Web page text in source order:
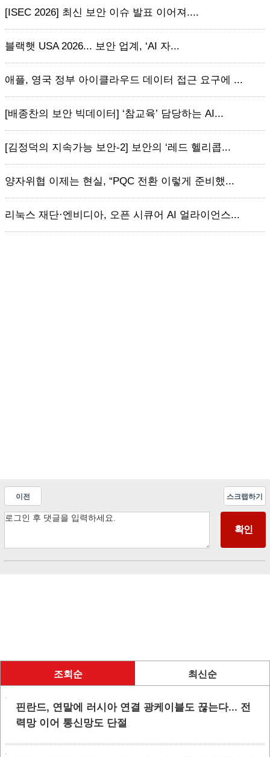
[ISEC 2026] 최신 보안 이슈 발표 이어져....
블랙햇 USA 2026... 보안 업계, ‘AI 자...
애플, 영국 정부 아이클라우드 데이터 접근 요구에 ...
[배종찬의 보안 빅데이터] ‘참교육’ 담당하는 AI...
[김정덕의 지속가능 보안-2] 보안의 ‘레드 헬리콥...
양자위협 이제는 현실, “PQC 전환 이렇게 준비했...
리눅스 재단·엔비디아, 오픈 시큐어 AI 얼라이언스...
이전 스크랩하기
조회순 최신순
핀란드, 연말에 러시아 연결 광케이블도 끊는다... 전
력망 이어 통신망도 단절